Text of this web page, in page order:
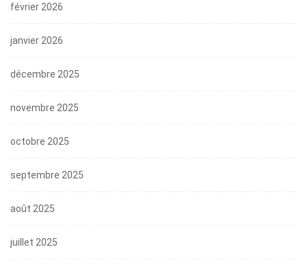
février 2026
janvier 2026
décembre 2025
novembre 2025
octobre 2025
septembre 2025
août 2025
juillet 2025